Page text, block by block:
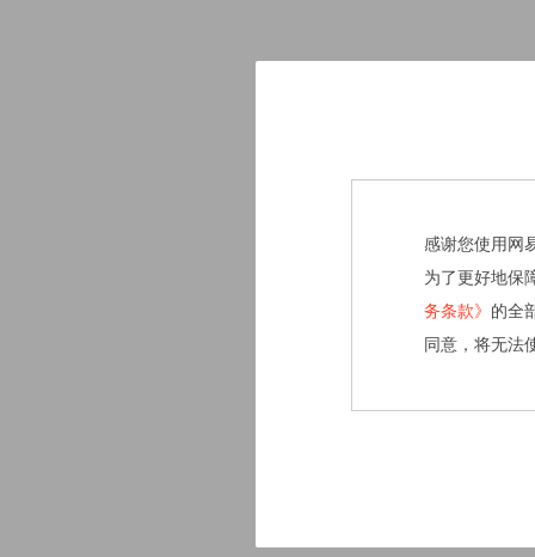
感谢您使用网
为了更好地保
务条款》 的全
同意，将无法